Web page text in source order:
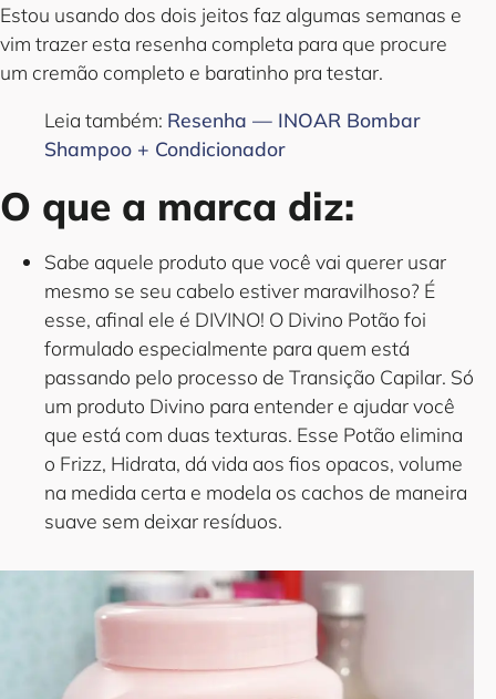
Estou usando dos dois jeitos faz algumas semanas e
vim trazer esta resenha completa para que procure
um cremão completo e baratinho pra testar.
Leia também: Resenha — INOAR Bombar
Shampoo + Condicionador
O que a marca diz:
Sabe aquele produto que você vai querer usar
mesmo se seu cabelo estiver maravilhoso? É
esse, afinal ele é DIVINO! O Divino Potão foi
formulado especialmente para quem está
passando pelo processo de Transição Capilar. Só
um produto Divino para entender e ajudar você
que está com duas texturas. Esse Potão elimina
o Frizz, Hidrata, dá vida aos fios opacos, volume
na medida certa e modela os cachos de maneira
suave sem deixar resíduos.